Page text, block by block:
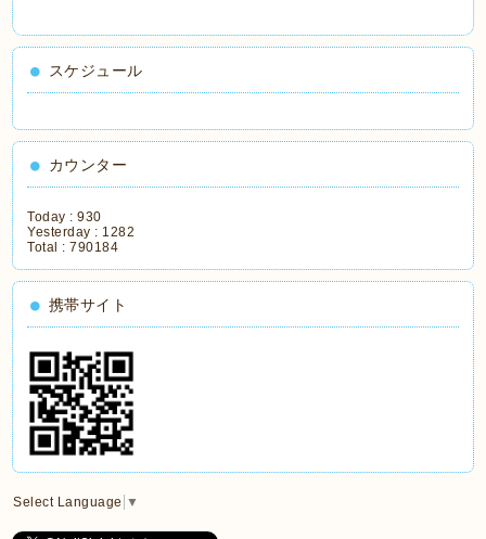
スケジュール
カウンター
Today :930
Yesterday : 1282
Total :790184
携帯サイト
Select Language ▼